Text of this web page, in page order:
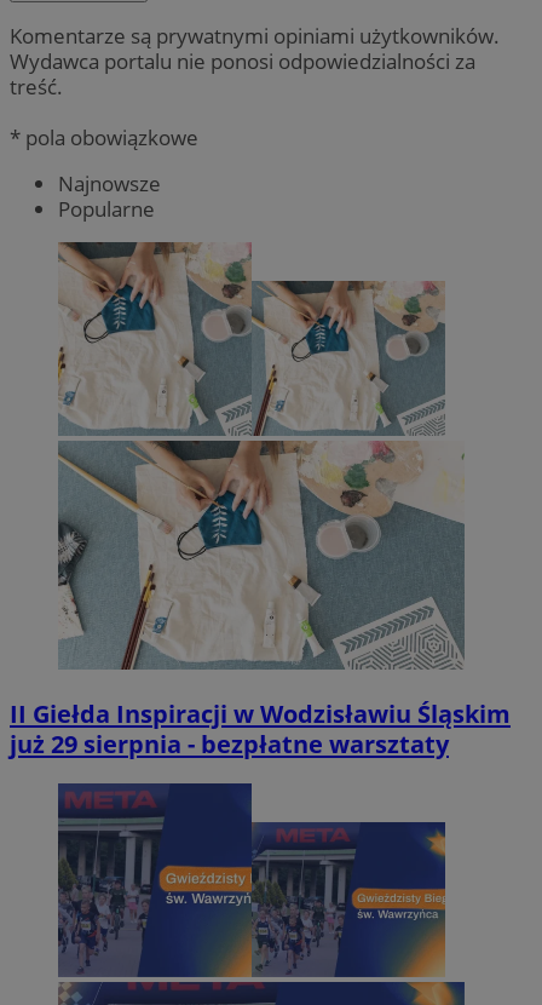
Komentarze są prywatnymi opiniami użytkowników.
Wydawca portalu nie ponosi odpowiedzialności za
treść.
* pola obowiązkowe
Najnowsze
Popularne
II Giełda Inspiracji w Wodzisławiu Śląskim
już 29 sierpnia - bezpłatne warsztaty